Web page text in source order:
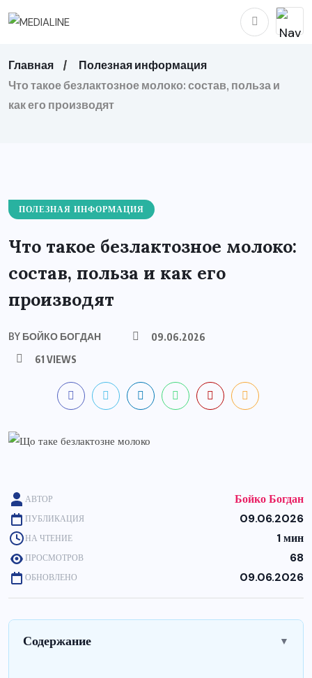
Главная
Полезная информация
Что такое безлактозное молоко: состав, польза и
как его производят
ПОЛЕЗНАЯ ИНФОРМАЦИЯ
Что такое безлактозное молоко:
состав, польза и как его
производят
BY БОЙКО БОГДАН
09.06.2026
61 VIEWS
АВТОР Бойко Богдан
ПУБЛИКАЦИЯ 09.06.2026
НА ЧТЕНИЕ 1 мин
ПРОСМОТРОВ 68
ОБНОВЛЕНО 09.06.2026
Содержание ▼